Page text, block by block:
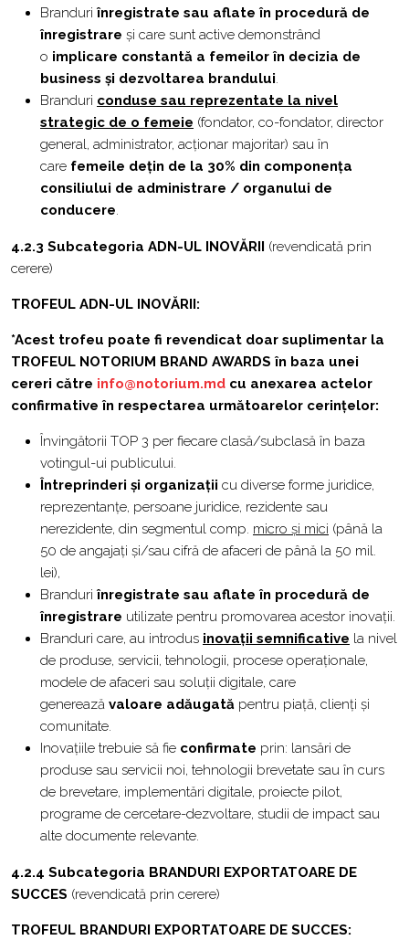
Branduri înregistrate sau aflate în procedură de
înregistrare și care sunt active demonstrând
o implicare constantă a femeilor în decizia de
business și dezvoltarea brandului.
Branduri conduse sau reprezentate la nivel
strategic de o femeie (fondator, co-fondator, director
general, administrator, acționar majoritar) sau în
care femeile dețin de la 30% din componența
consiliului de administrare / organului de
conducere.
4.2.3 Subcategoria ADN-UL INOVĂRII (revendicată prin
cerere)
TROFEUL ADN-UL INOVĂRII:
*Acest trofeu poate fi revendicat doar suplimentar la
TROFEUL NOTORIUM BRAND AWARDS în baza unei
cereri către info@notorium.md cu anexarea actelor
confirmative în respectarea următoarelor cerințelor:
Învingătorii TOP 3 per fiecare clasă/subclasă în baza
votingul-ui publicului.
Întreprinderi și organizații cu diverse forme juridice,
reprezentanțe, persoane juridice, rezidente sau
nerezidente, din segmentul comp. micro și mici (până la
50 de angajați și/sau cifră de afaceri de până la 50 mil.
lei),
Branduri înregistrate sau aflate în procedură de
înregistrare utilizate pentru promovarea acestor inovații.
Branduri care, au introdus inovații semnificative la nivel
de produse, servicii, tehnologii, procese operaționale,
modele de afaceri sau soluții digitale, care
generează valoare adăugată pentru piață, clienți și
comunitate.
Inovațiile trebuie să fie confirmate prin: lansări de
produse sau servicii noi, tehnologii brevetate sau în curs
de brevetare, implementări digitale, proiecte pilot,
programe de cercetare-dezvoltare, studii de impact sau
alte documente relevante.
4.2.4 Subcategoria BRANDURI EXPORTATOARE DE
SUCCES (revendicată prin cerere)
TROFEUL BRANDURI EXPORTATOARE DE SUCCES: